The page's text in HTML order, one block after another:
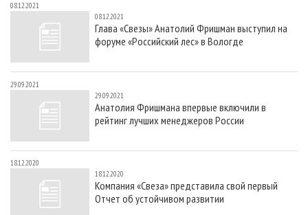
08.12.2021
08.12.2021
Глава «Свезы» Анатолий Фришман выступил на
форуме «Российский лес» в Вологде
29.09.2021
29.09.2021
Анатолия Фришмана впервые включили в
рейтинг лучших менеджеров России
18.12.2020
18.12.2020
Компания «Свеза» представила свой первый
Отчет об устойчивом развитии